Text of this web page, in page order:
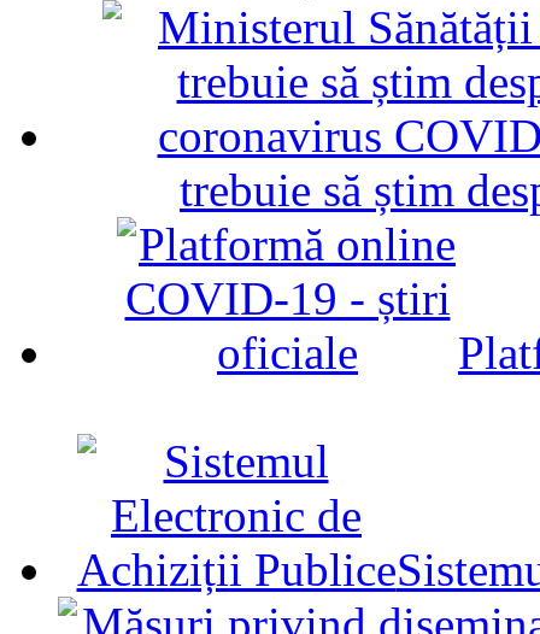
trebuie să știm